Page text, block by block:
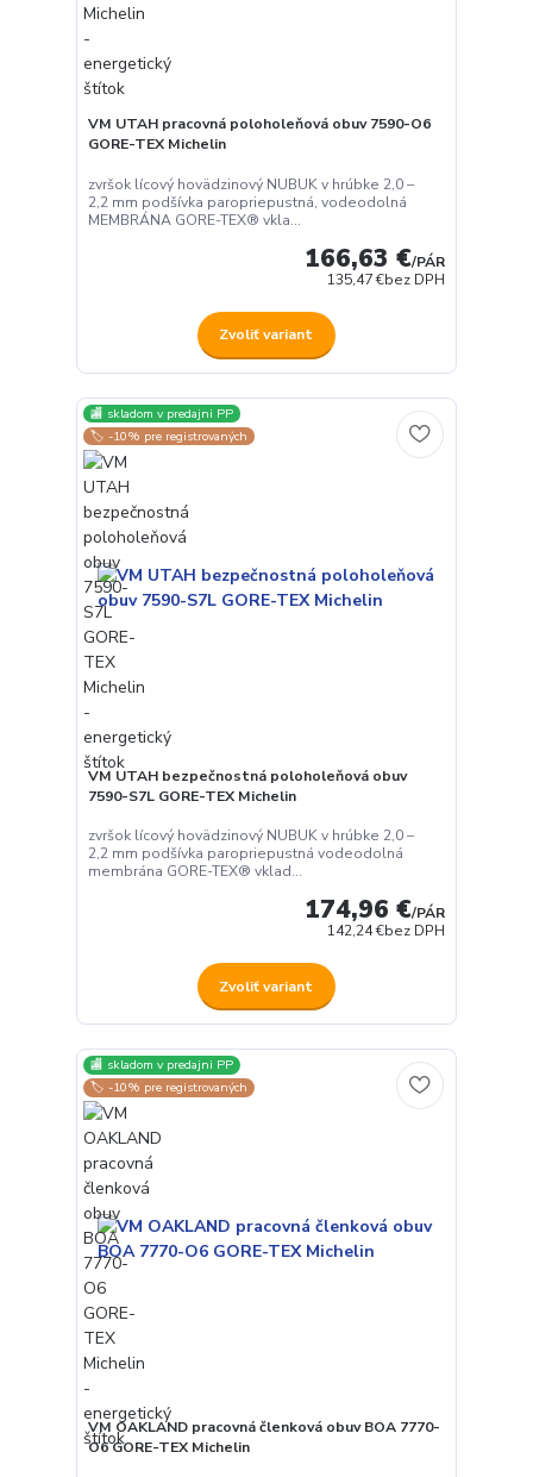
VM UTAH pracovná poloholeňová obuv 7590-O6
GORE-TEX Michelin
zvršok lícový hovädzinový NUBUK v hrúbke 2,0 –
2,2 mm podšívka paropriepustná, vodeodolná
MEMBRÁNA GORE-TEX® vkla...
166,63 €/PÁR
135,47 €bez DPH
Zvoliť variant
🏬 skladom v predajni PP
🏷️ -10% pre registrovaných
VM UTAH bezpečnostná poloholeňová obuv
7590-S7L GORE-TEX Michelin
zvršok lícový hovädzinový NUBUK v hrúbke 2,0 –
2,2 mm podšívka paropriepustná vodeodolná
membrána GORE-TEX® vklad...
174,96 €/PÁR
142,24 €bez DPH
Zvoliť variant
🏬 skladom v predajni PP
🏷️ -10% pre registrovaných
VM OAKLAND pracovná členková obuv BOA 7770-
O6 GORE-TEX Michelin